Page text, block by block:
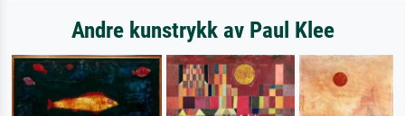
Andre kunstrykk av Paul Klee